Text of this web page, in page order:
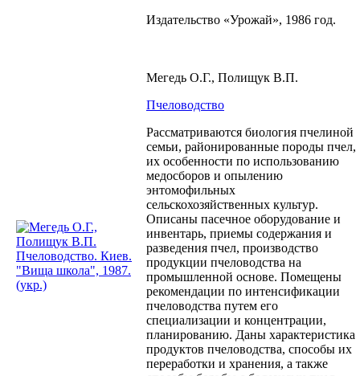
Издательство «Урожай», 1986 год.
Мегедь О.Г., Полищук В.П.
Пчеловодство
Рассматриваются биология пчелиной
семьи, районированные породы пчел,
их особенности по использованию
медосборов и опылению
энтомофильных
сельскохозяйственных культур.
Описаны пасечное оборудование и
инвентарь, приемы содержания и
разведения пчел, производство
продукции пчеловодства на
промышленной основе. Помещены
рекомендации по интенсификации
пчеловодства путем его
специализации и концентрации,
планированию. Даны характеристика
продуктов пчеловодства, способы их
переработки и хранения, а также